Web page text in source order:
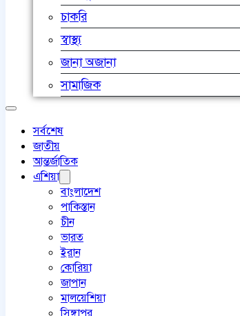
চাকরি
স্বাস্থ্য
জানা অজানা
সামাজিক
সর্বশেষ
জাতীয়
আন্তর্জাতিক
এশিয়া
বাংলাদেশ
পাকিস্তান
চীন
ভারত
ইরান
কোরিয়া
জাপান
মালয়েশিয়া
সিঙ্গাপুর